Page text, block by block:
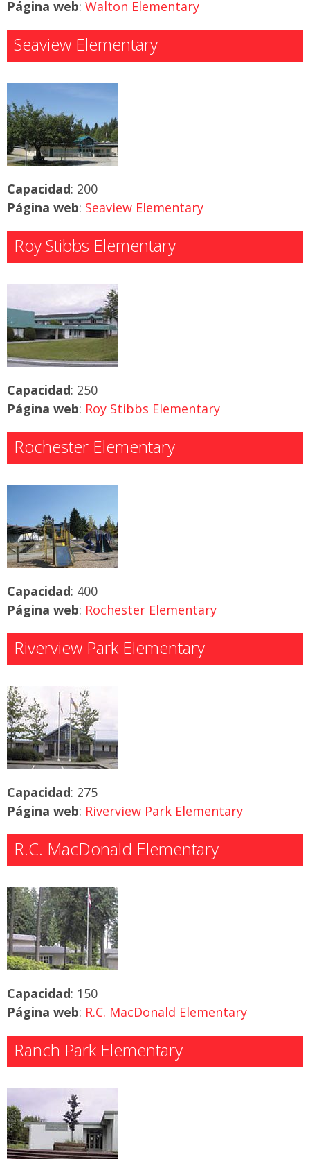
Página web: Walton Elementary
Seaview Elementary
Capacidad: 200
Página web: Seaview Elementary
Roy Stibbs Elementary
Capacidad: 250
Página web: Roy Stibbs Elementary
Rochester Elementary
Capacidad: 400
Página web: Rochester Elementary
Riverview Park Elementary
Capacidad: 275
Página web: Riverview Park Elementary
R.C. MacDonald Elementary
Capacidad: 150
Página web: R.C. MacDonald Elementary
Ranch Park Elementary